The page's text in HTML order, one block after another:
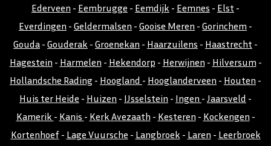
Ederveen - Eembrugge - Eemdijk - Eemnes - Elst -
Everdingen - Geldermalsen - Gooise Meren - Gorinchem -
Gouda - Gouderak - Groenekan - Haarzuilens - Haastrecht -
Hagestein - Harmelen - Hekendorp - Herwijnen - Hilversum -
Hollandsche Rading - Hoogland - Hooglanderveen - Houten -
Huis ter Heide - Huizen - IJsselstein - Ingen - Jaarsveld -
Kamerik - Kanis - Kerk Avezaath - Kesteren - Kockengen -
Kortenhoef- Lage Vuursche - Langbroek - Laren - Leerbroek